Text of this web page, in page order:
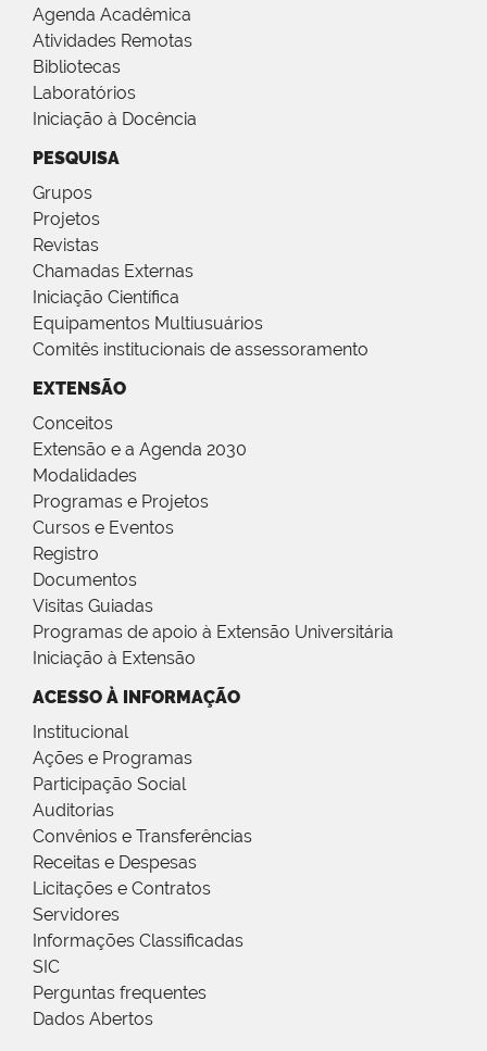
Agenda Acadêmica
Atividades Remotas
Bibliotecas
Laboratórios
Iniciação à Docência
PESQUISA
Grupos
Projetos
Revistas
Chamadas Externas
Iniciação Científica
Equipamentos Multiusuários
Comitês institucionais de assessoramento
EXTENSÃO
Conceitos
Extensão e a Agenda 2030
Modalidades
Programas e Projetos
Cursos e Eventos
Registro
Documentos
Visitas Guiadas
Programas de apoio à Extensão Universitária
Iniciação à Extensão
ACESSO À INFORMAÇÃO
Institucional
Ações e Programas
Participação Social
Auditorias
Convênios e Transferências
Receitas e Despesas
Licitações e Contratos
Servidores
Informações Classificadas
SIC
Perguntas frequentes
Dados Abertos